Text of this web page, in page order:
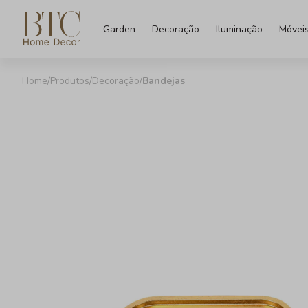
Garden Decoração Iluminação
Produtos Decoração Bandejas